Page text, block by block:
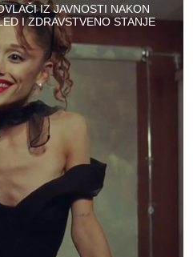
IZ JAVNOSTI NAKON
I ZDRAVSTVENO STANJE